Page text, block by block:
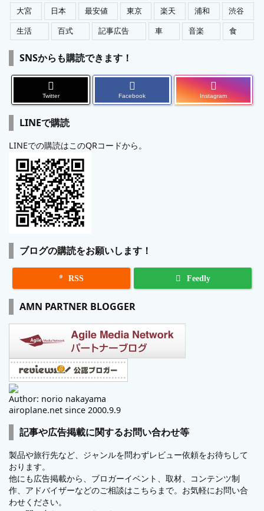
大宮
日本 最安値 東京 楽天 浦和
渋谷
生活
百式 記事広告 車 音楽 食
SNSからも購読できます！
Twitter Facebook Instagram
LINEで購読
LINEでの購読はこのQRコードから。
ブログの購読をお願いします！
 RSS Feedly
AMN PARTNER BLOGGER
Author: norio nakayama
airoplane.net since 2000.9.9
記事や広告掲載に関するお問い合わせ等
製品や旅行先など、ジャンルを問わずレビュー依頼をお待ちして
おります。
他にも広告掲載から、ブロガーイベント、取材、コンテンツ制
作、アドバイザーなどのご相談はこちらまで。お気軽にお問い合
わせください。